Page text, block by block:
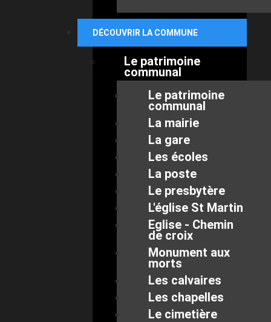
DÉCOUVRIR LA COMMUNE
Le patrimoine
communal
Le patrimoine
communal
La mairie
La gare
Les écoles
La poste
Le presbytère
L'église St Martin
Eglise - Chemin
de croix
Monument aux
morts
Les calvaires
Les chapelles
Le cimetière